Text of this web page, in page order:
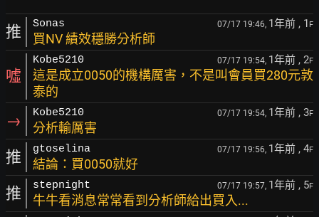
推 Sonas 07/17 19:46, 1年前 , 1 F
買NV 績效穩勝分析師
噓
Kobe5210 07/17 19:54, 1年前 , 2F
這是成立0050的機構厲害，不是叫會員買280元敦
泰的
→ Kobe5210 07/17 19:54, 1年前 , 3F
分析輸厲害
推 gtoselina 07/17 19:56, 1年前 , 4F
結論：買0050就好
推 stepnight 07/17 19:57, 1年前 , 5F
牛牛看消息常常看到分析師給出買入...